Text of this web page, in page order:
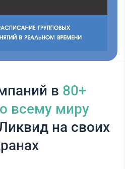
в 80+
всему миру
на своих